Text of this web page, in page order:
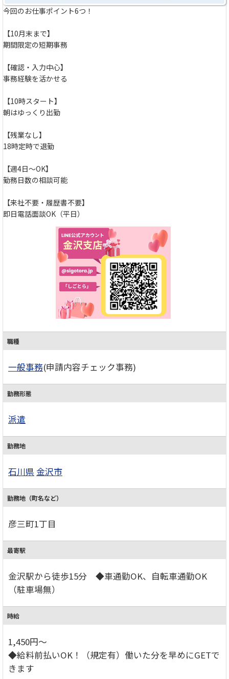
今回のお仕事ポイント6つ！
【10月末まで】
期間限定の短期事務
【確認・入力中心】
事務経験を活かせる
【10時スタート】
朝はゆっくり出勤
【残業なし】
18時定時で退勤
【週4日～OK】
勤務日数の相談可能
【来社不要・履歴書不要】
即日電話面談OK（平日）
職種
一般事務(申請内容チェック事務)
勤務形態
派遣
勤務地
石川県 金沢市
勤務地（町名など）
彦三町1丁目
最寄駅
金沢駅から徒歩15分 ◆車通勤OK、自転車通勤OK
（駐車場無）
時給
1,450円～
◆給料前払いOK！（規定有）働いた分を早めにGETで
きます